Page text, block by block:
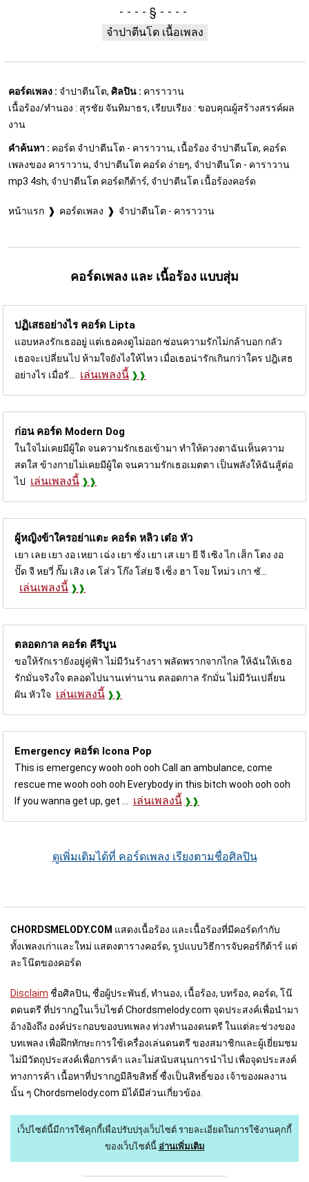
§
จำปาตีนโต เนื้อเพลง
คอร์ดเพลง : จำปาตีนโต, ศิลปิน : คาราวาน
เนื้อร้อง/ทำนอง : สุรชัย จันทิมาธร, เรียบเรียง : ขอบคุณผู้สร้างสรรค์ผล
งาน
คำค้นหา : คอร์ด จำปาตีนโต - คาราวาน, เนื้อร้อง จำปาตีนโต, คอร์ด
เพลงของ คาราวาน, จำปาตีนโต คอร์ด ง่ายๆ, จำปาตีนโต - คาราวาน
mp3 4sh, จำปาตีนโต คอร์ดกีต้าร์, จำปาตีนโต เนื้อร้องคอร์ด
หน้าแรก คอร์ดเพลง จำปาตีนโต - คาราวาน
คอร์ดเพลง และ เนื้อร้อง แบบสุ่ม
ปฏิเสธอย่างไร คอร์ด Lipta
แอบหลงรักเธออยู่ แต่เธอคงดูไม่ออก ซ่อนความรักไม่กล้าบอก กลัว
เธอจะเปลี่ยนไป ห้ามใจยังไงให้ไหว เมื่อเธอน่ารักเกินกว่าใคร ปฎิเสธ
อย่างไร เมื่อรั... เล่นเพลงนี้
ก่อน คอร์ด Modern Dog
ในใจไม่เคยมีผู้ใด จนความรักเธอเข้ามา ทำให้ดวงตาฉันเห็นความ
สดใส ข้างกายไม่เคยมีผู้ใด จนความรักเธอเมตตา เป็นพลังให้ฉันสู้ต่อ
ไป เล่นเพลงนี้
ผู้หญิงข้าใครอย่าแตะ คอร์ด หลิว เต๋อ หัว
เยา เลย เยา งอ เหยา เฉ่ง เยา ซั่ง เยา เส เยา ยี จี เซิง ไก เส็ก โตง งอ
ปั๊ด จี หยวี่ กั๊ม เสิง เค โส่ว โก๊ง โส่ย จี เซ็ง ฮา โจย โหม่ว เกา ซั...
เล่นเพลงนี้
ตลอดกาล คอร์ด คีรีบูน
ขอให้รักเรายังอยู่คู่ฟ้า ไม่มีวันร้างรา พลัดพรากจากไกล ให้ฉันให้เธอ
รักมั่นจริงใจ ตลอดไปนานเท่านาน ตลอดกาล รักมั่น ไม่มีวันเปลี่ยน
ผัน หัวใจ เล่นเพลงนี้
Emergency คอร์ด Icona Pop
This is emergency wooh ooh ooh Call an ambulance, come
rescue me wooh ooh ooh Everybody in this bitch wooh ooh ooh
If you wanna get up, get ... เล่นเพลงนี้
ดูเพิ่มเติมได้ที่ คอร์ดเพลง เรียงตามชื่อศิลปิน
CHORDSMELODY.COM แสดงเนื้อร้อง และเนื้อร้องที่มีคอร์ดกำกับ
ทั้งเพลงเก่าและใหม่ แสดงตารางคอร์ด, รูปแบบวิธีการจับคอร์กีต้าร์ แต่
ละโน๊ตของคอร์ด
Disclaim ชื่อศิลปิน, ชื่อผู้ประพันธ์, ทำนอง, เนื้อร้อง, บทร้อง, คอร์ด, โน๊
ตดนตรี ที่ปรากฎในเว็บไชต์ Chordsmelody.com จุดประสงค์เพื่อนำมา
อ้างอิงถึง องค์ประกอบของบทเพลง ท่วงทำนองดนตรี ในแต่ละช่วงของ
บทเพลง เพื่อฝึกทักษะการใช้เครื่องเล่นดนตรี ของสมาชิกและผู้เยี่ยมชม
ไม่มีวัตถุประสงค์เพื่อการค้า และไม่สนับสนุนการนำไป เพื่อจุดประสงค์
ทางการค้า เนื้อหาที่ปรากฎมีลิขสิทธิ์ ซื่งเป็นสิทธิ์ของ เจ้าของผลงาน
นั้น ๆ Chordsmelody.com มิได้มีส่วนเกี่ยวข้อง.
เว็ปไซต์นี้มีการใช้คุกกี้เพื่อปรับปรุงเว็บไซต์ รายละเอียดในการใช้งานคุกกี้
ของเว็บไซต์นี้ อ่านเพิ่มเติม